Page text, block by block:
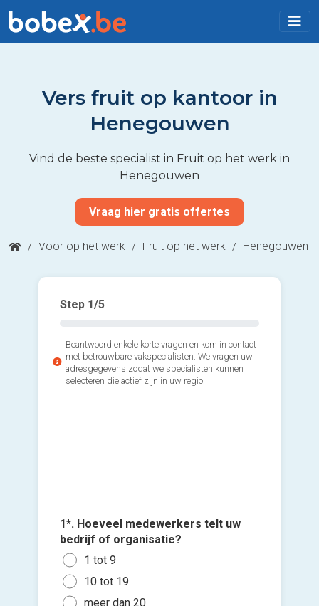
Vers fruit op kantoor in
Henegouwen
Vind de beste specialist in Fruit op het werk in
Henegouwen
Vraag hier gratis offertes
/ Voor op het werk / Fruit op het werk / Henegouwen
Step 1/5
Beantwoord enkele korte vragen en kom in contact
met betrouwbare vakspecialisten. We vragen uw
adresgegevens zodat we specialisten kunnen
selecteren die actief zijn in uw regio.
1*. Hoeveel medewerkers telt uw
bedrijf of organisatie?
1 tot 9
10 tot 19
meer dan 20